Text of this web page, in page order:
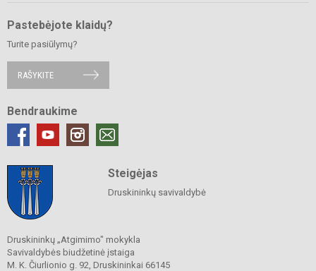
Pastebėjote klaidų?
Turite pasiūlymų?
RAŠYKITE
Bendraukime
Steigėjas
Druskininkų savivaldybė
Druskininkų „Atgimimo" mokykla
Savivaldybės biudžetinė įstaiga
M. K. Čiurlionio g. 92, Druskininkai 66145